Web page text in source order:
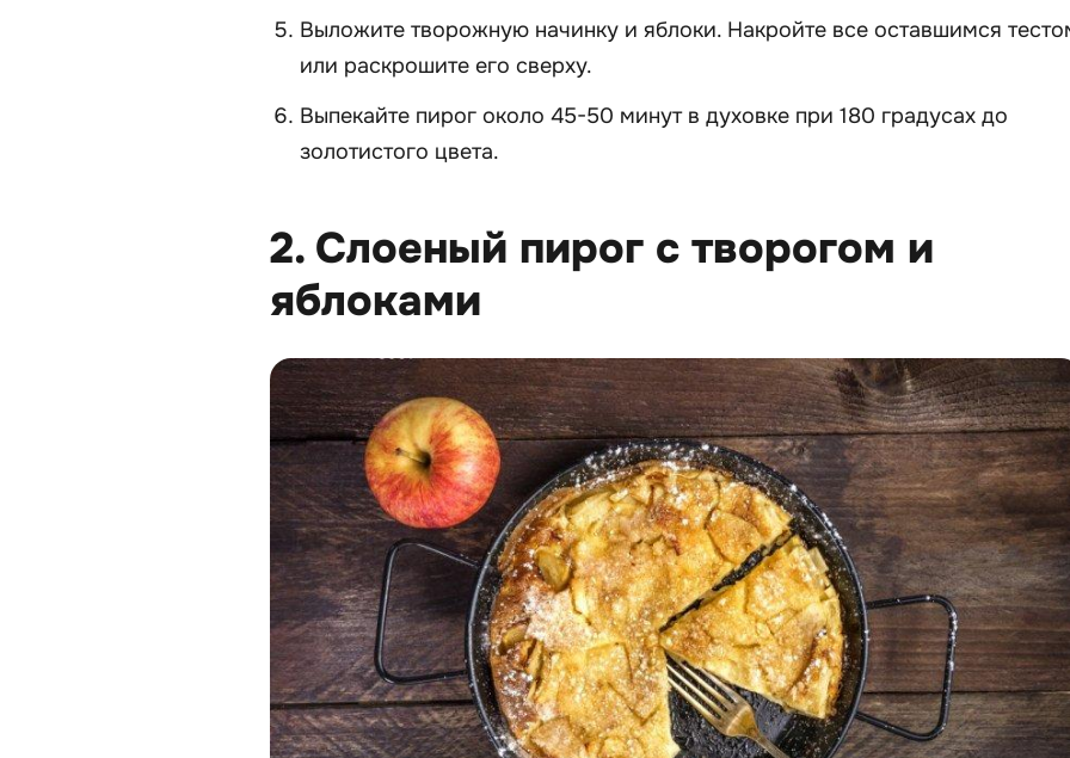
Выложите творожную начинку и яблоки. Накройте все оставшимся
или раскрошите его сверху.
Выпекайте пирог около 45-50 минут в духовке при 180 градусах до
золотистого цвета.
2. Слоеный пирог с творогом и
яблоками